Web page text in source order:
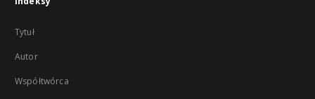
Tytuł
Autor
Współtwórca